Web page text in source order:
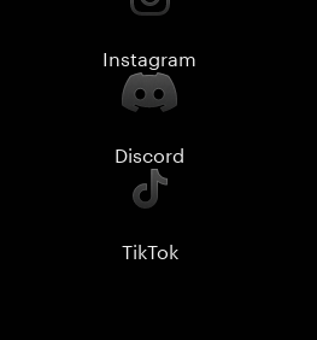
Instagram
Discord
TikTok